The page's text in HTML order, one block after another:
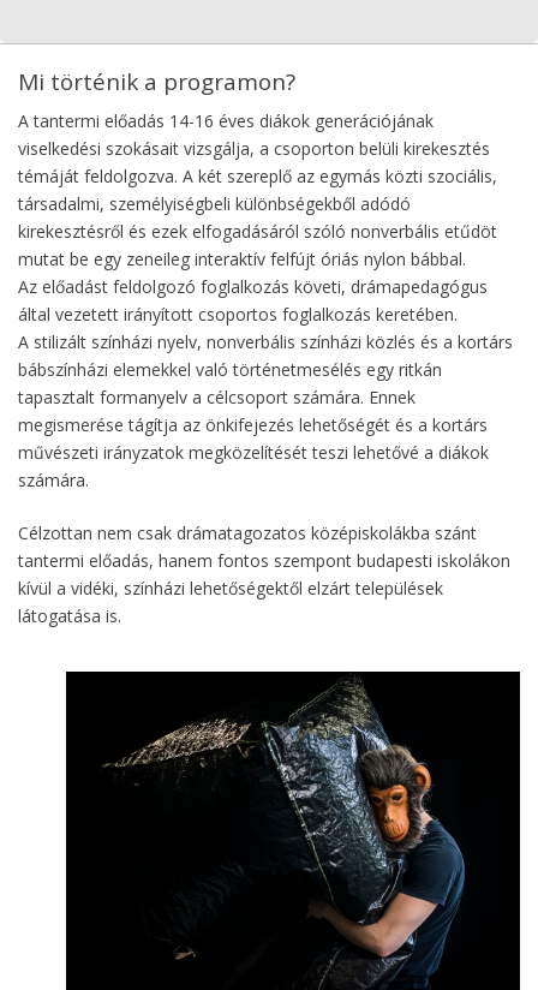
Mi történik a programon?
A tantermi előadás 14-16 éves diákok generációjának
viselkedési szokásait vizsgálja, a csoporton belüli kirekesztés
témáját feldolgozva. A két szereplő az egymás közti szociális,
társadalmi, személyiségbeli különbségekből adódó
kirekesztésről és ezek elfogadásáról szóló nonverbális etűdöt
mutat be egy zeneileg interaktív felfújt óriás nylon bábbal.
Az előadást feldolgozó foglalkozás követi, drámapedagógus
által vezetett irányított csoportos foglalkozás keretében.
A stilizált színházi nyelv, nonverbális színházi közlés és a kortárs
bábszínházi elemekkel való történetmesélés egy ritkán
tapasztalt formanyelv a célcsoport számára. Ennek
megismerése tágítja az önkifejezés lehetőségét és a kortárs
művészeti irányzatok megközelítését teszi lehetővé a diákok
számára.
Célzottan nem csak drámatagozatos középiskolákba szánt
tantermi előadás, hanem fontos szempont budapesti iskolákon
kívül a vidéki, színházi lehetőségektől elzárt települések
látogatása is.